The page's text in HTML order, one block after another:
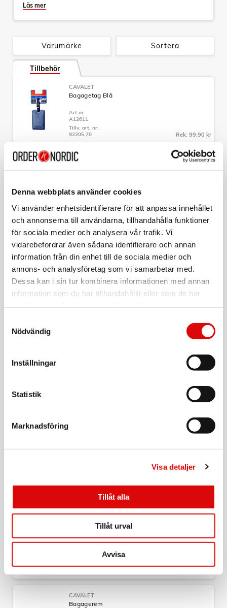
Denna webbplats använder cookies
Vi använder enhetsidentifierare för att anpassa innehållet
och annonserna till användarna, tillhandahålla funktioner
för sociala medier och analysera vår trafik. Vi
vidarebefordrar även sådana identifierare och annan
information från din enhet till de sociala medier och
annons- och analysföretag som vi samarbetar med.
Dessa kan i sin tur kombinera informationen med annan
information som du har tillhandahållit eller som de har
Nödvändig
Inställningar
Statistik
Marknadsföring
Visa detaljer
Tillåt alla
Tillåt urval
Avvisa
Genomtänkta detaljer som matchar rakt igenom. Dubbelhjul
dina kläder som ligger säkert på plats.
Specifikationer:
- Expanderbar
- Helt integrerat teleskophandtag
- Fast TSA-lås som är inbyggt
- Material: 100% virgin ABS
- Mått: 65 x 46 x 26-30cm
- Vikt: 3,8kg
- Volym: 75-89L
- Garanti: 5 års fabrikationsgaranti
Läs mer
Sortera
Varumärke
Tillbehör
CAVALET
Bagagetag Blå
Art nr:
A12611
Tillv. art. nr:
92205.70
Rek: 99,90 kr
CAVALET
A12612
92205.90
Rek: 99,90 kr
CAVALET
TSA-Lås
Art nr:
Tillv. art. nr:
92020
Rek: 99,90 kr
Rek: 179,00 kr
CAVALET
Nackkudde Komfort
CAVALET
Bagagerem